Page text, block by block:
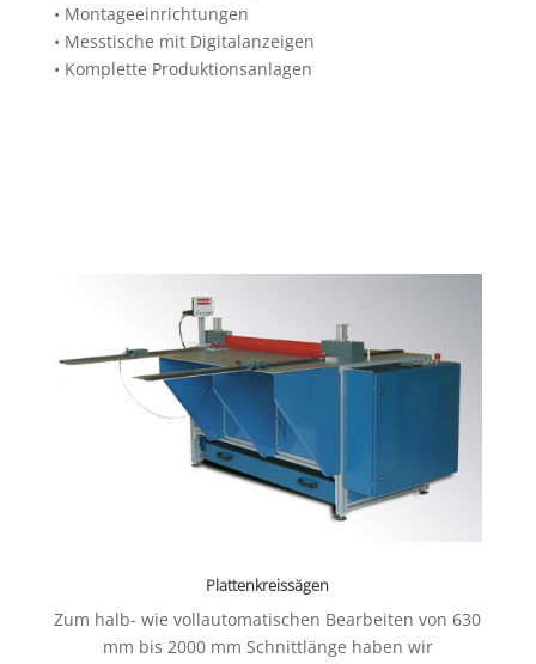
• Montageeinrichtungen
• Messtische mit Digitalanzeigen
• Komplette Produktionsanlagen
Plattenkreissägen
Zum halb- wie vollautomatischen Bearbeiten von 630
mm bis 2000 mm Schnittlänge haben wir